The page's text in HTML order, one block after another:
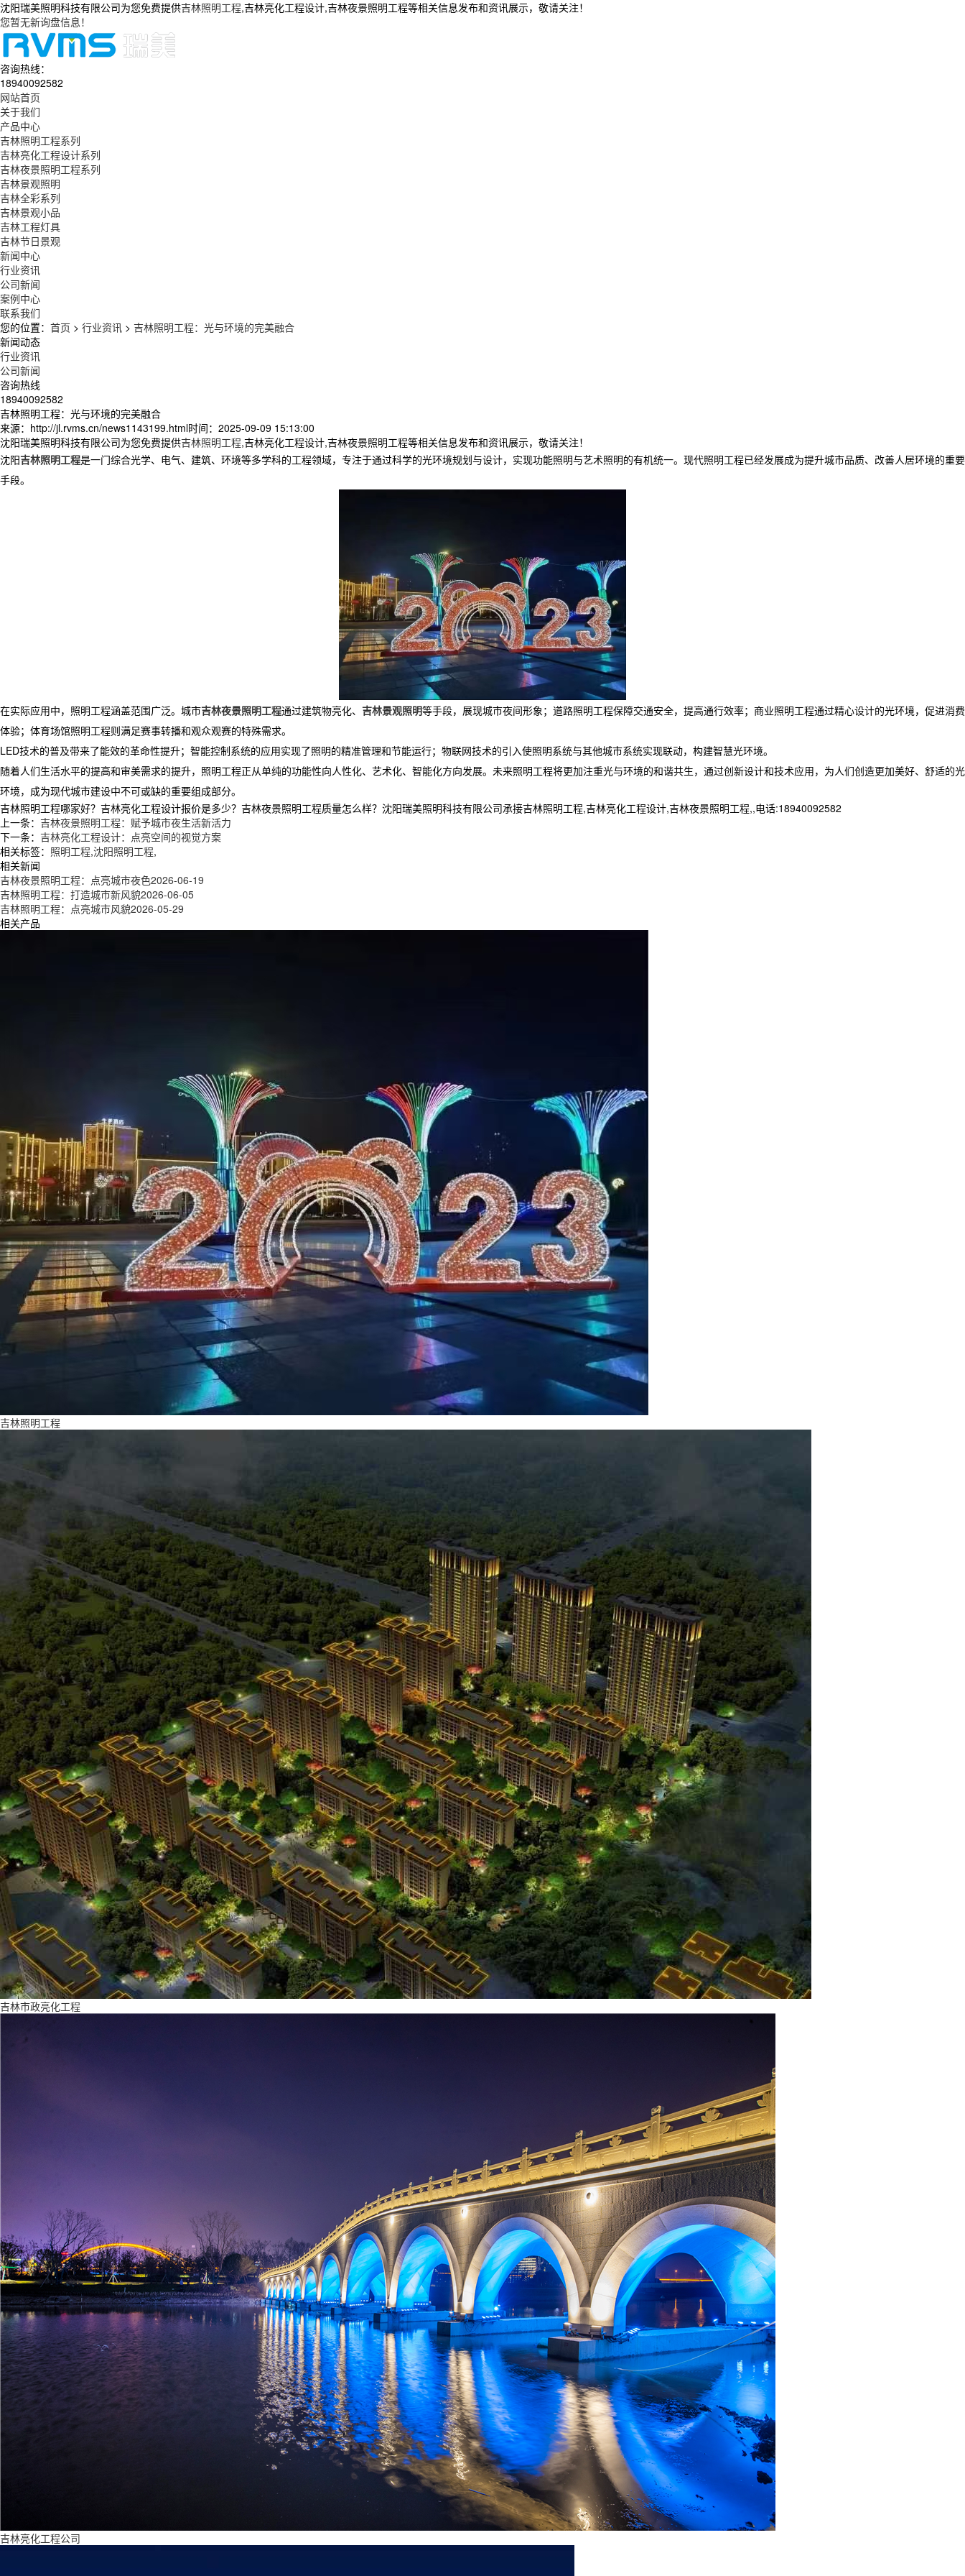
沈阳瑞美照明科技有限公司为您免费提供吉林照明工程,吉林亮化工程设计,吉林夜景照明工程等相关信息发布和资讯展示，敬请关注！
您暂无新询盘信息！
咨询热线：
18940092582
网站首页
关于我们
产品中心
吉林照明工程系列
吉林亮化工程设计系列
吉林夜景照明工程系列
吉林景观照明
吉林全彩系列
吉林景观小品
吉林工程灯具
吉林节日景观
新闻中心
行业资讯
公司新闻
案例中心
联系我们
您的位置： 首页 > 行业资讯 > 吉林照明工程：光与环境的完美融合
新闻动态
行业资讯
公司新闻
咨询热线
18940092582
吉林照明工程：光与环境的完美融合
来源：http://jl.rvms.cn/news1143199.html时间：2025-09-09 15:13:00
沈阳瑞美照明科技有限公司为您免费提供吉林照明工程,吉林亮化工程设计,吉林夜景照明工程等相关信息发布和资讯展示，敬请关注！
沈阳吉林照明工程是一门综合光学、电气、建筑、环境等多学科的工程领域，专注于通过科学的光环境规划与设计，实现功能照明与艺术照明的有机统一。现代照明工程已经发展成为提升城市品质、改善人居环境的重要
手段。
在实际应用中，照明工程涵盖范围广泛。城市吉林夜景照明工程通过建筑物亮化、 吉林景观照明等手段，展现城市夜间形象；道路照明工程保障交通安全，提高通行效率；商业照明工程通过精心设计的光环境，促进消费
体验；体育场馆照明工程则满足赛事转播和观众观赛的特殊需求。
LED技术的普及带来了能效的革命性提升；智能控制系统的应用实现了照明的精准管理和节能运行；物联网技术的引入使照明系统与其他城市系统实现联动，构建智慧光环境。
随着人们生活水平的提高和审美需求的提升，照明工程正从单纯的功能性向人性化、艺术化、智能化方向发展。未来照明工程将更加注重光与环境的和谐共生，通过创新设计和技术应用，为人们创造更加美好、舒适的光
环境，成为现代城市建设中不可或缺的重要组成部分。
吉林照明工程哪家好？吉林亮化工程设计报价是多少？吉林夜景照明工程质量怎么样？沈阳瑞美照明科技有限公司承接吉林照明工程,吉林亮化工程设计,吉林夜景照明工程,,电话:18940092582
上一条： 吉林夜景照明工程：赋予城市夜生活新活力​
下一条： 吉林亮化工程设计：点亮空间的视觉方案​
相关标签： 照明工程,沈阳照明工程,
相关新闻
吉林夜景照明工程：点亮城市夜色2026-06-19
吉林照明工程：打造城市新风貌2026-06-05
吉林照明工程：点亮城市风貌2026-05-29
相关产品
吉林照明工程
吉林市政亮化工程
吉林亮化工程公司